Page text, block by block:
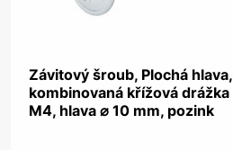
Závitový šroub, Plochá hlava,
kombinovaná křížová drážka
M4, hlava ⌀ 10 mm, pozink